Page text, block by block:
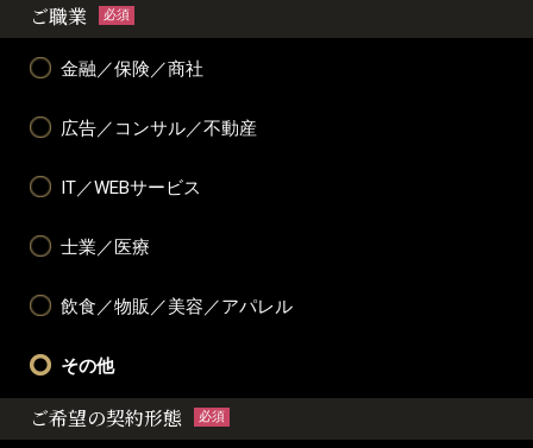
ご職業 必須
金融／保険／商社
広告／コンサル／不動産
IT／WEBサービス
士業／医療
飲食／物販／美容／アパレル
その他
ご希望の契約形態 必須